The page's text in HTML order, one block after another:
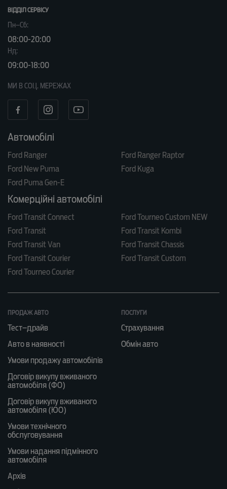
ВІДДІЛ CЕРВІСУ
Пн–Сб:
08:00-20:00
Нд:
09:00-18:00
МИ В СОЦ. МЕРЕЖАХ
Автомобілі
Ford Ranger
Ford Ranger Raptor
Ford New Puma
Ford Kuga
Ford Puma Gen-E
Комерційні автомобілі
Ford Transit Connect
Ford Tourneo Custom NEW
Ford Transit
Ford Transit Kombi
Ford Transit Van
Ford Transit Chassis
Ford Transit Courier
Ford Transit Custom
Ford Tourneo Courier
ПРОДАЖ АВТО
Тест–драйв
Авто в наявності
Умови продажу автомобілів
Договір викупу вживаного
автомобіля (ФО)
Договір викупу вживаного
автомобіля (ЮО)
Умови технічного
обслуговування
Умови надання підмінного
автомобіля
Архів
ПОСЛУГИ
Страхування
Обмін авто